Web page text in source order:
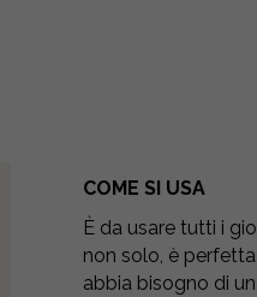
COME SI USA
È da usare tutti i
non solo, è
abbia bisogno di